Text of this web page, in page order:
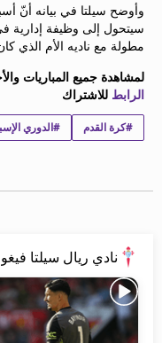
الإخبارية
اتصل بنا
beIN CONNECT
MEDIA GROUP
ترددات beIN SPORTS
الأسئلة الأكثر شيوعاً
دليل التلفاز
وأوضح سيلتا في بيانه أنّ
مطولة مع ناديه الأم الذي كان
لمشاهدة جميع المباريات
الرابط للاشتراك
#كرة القدم #الدوري
نادي ريال سيلتا فيغو